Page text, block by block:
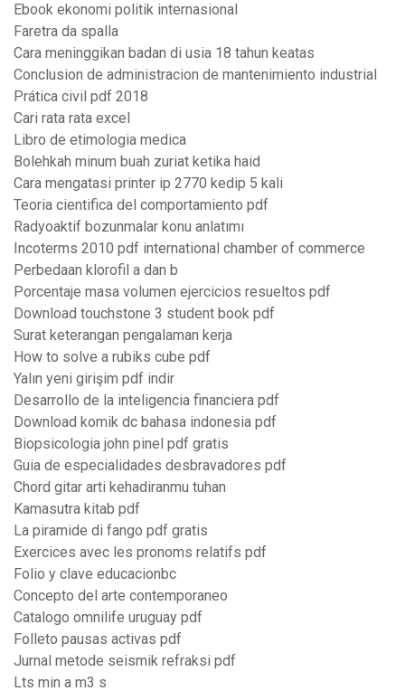
Ebook ekonomi politik internasional
Faretra da spalla
Cara meninggikan badan di usia 18 tahun keatas
Conclusion de administracion de mantenimiento industrial
Prática civil pdf 2018
Cari rata rata excel
Libro de etimologia medica
Bolehkah minum buah zuriat ketika haid
Cara mengatasi printer ip 2770 kedip 5 kali
Teoria cientifica del comportamiento pdf
Radyoaktif bozunmalar konu anlatımı
Incoterms 2010 pdf international chamber of commerce
Perbedaan klorofil a dan b
Porcentaje masa volumen ejercicios resueltos pdf
Download touchstone 3 student book pdf
Surat keterangan pengalaman kerja
How to solve a rubiks cube pdf
Yalın yeni girişim pdf indir
Desarrollo de la inteligencia financiera pdf
Download komik dc bahasa indonesia pdf
Biopsicologia john pinel pdf gratis
Guia de especialidades desbravadores pdf
Chord gitar arti kehadiranmu tuhan
Kamasutra kitab pdf
La piramide di fango pdf gratis
Exercices avec les pronoms relatifs pdf
Folio y clave educacionbc
Concepto del arte contemporaneo
Catalogo omnilife uruguay pdf
Folleto pausas activas pdf
Jurnal metode seismik refraksi pdf
Lts min a m3 s